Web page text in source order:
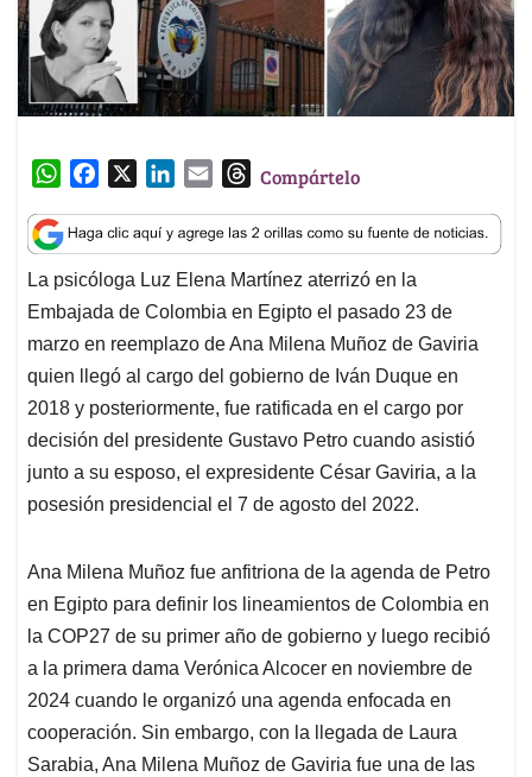
W
a
t
s
A
p
p
c
e
b
o
o
k
n
k
e
d
I
n
a
i
l
T
r
e
a
d
s
Compártelo
La psicóloga Luz Elena Martínez aterrizó en la
Embajada de Colombia en Egipto el pasado 23 de
marzo en reemplazo de Ana Milena Muñoz de Gaviria
quien llegó al cargo del gobierno de Iván Duque en
2018 y posteriormente, fue ratificada en el cargo por
decisión del presidente Gustavo Petro cuando asistió
junto a su esposo, el expresidente César Gaviria, a la
posesión presidencial el 7 de agosto del 2022.
Ana Milena Muñoz fue anfitriona de la agenda de Petro
en Egipto para definir los lineamientos de Colombia en
la COP27 de su primer año de gobierno y luego recibió
a la primera dama Verónica Alcocer en noviembre de
2024 cuando le organizó una agenda enfocada en
cooperación. Sin embargo, con la llegada de Laura
Sarabia, Ana Milena Muñoz de Gaviria fue una de las